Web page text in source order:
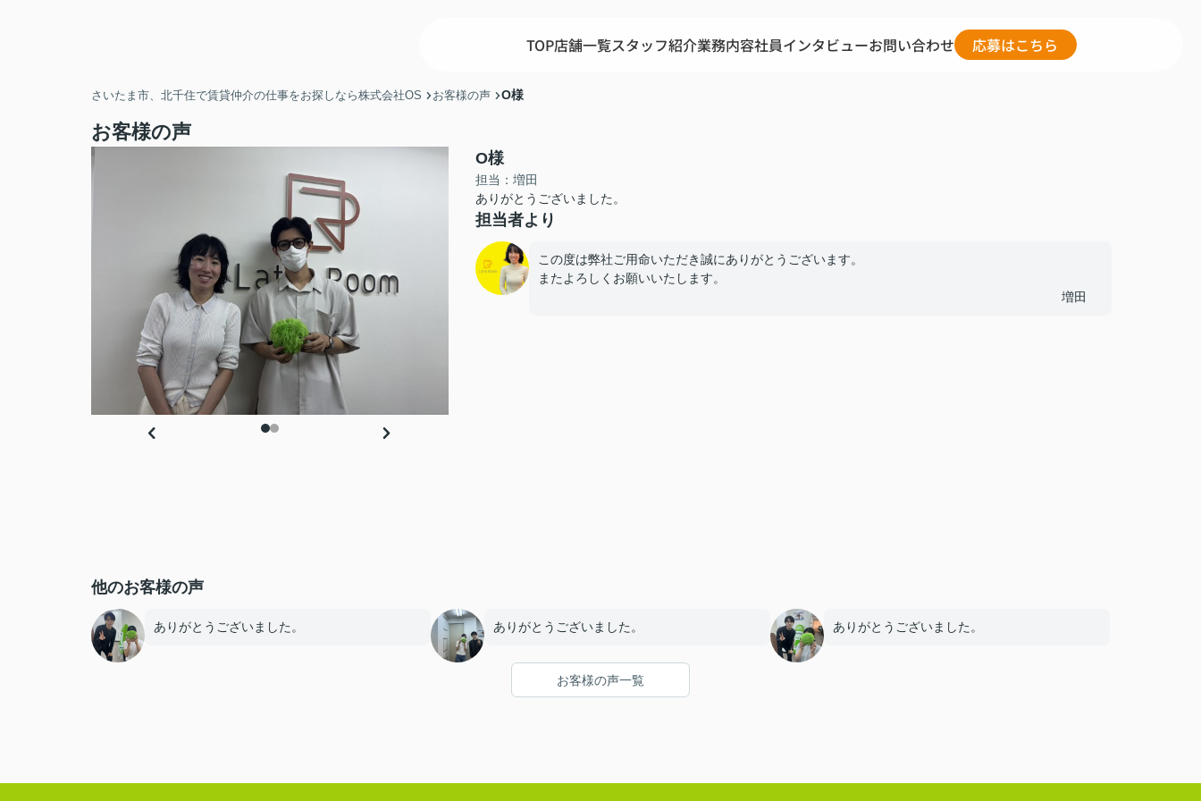
TOP店舗一覧スタッフ紹介業務内容社員インタビューお問い合わせ 応募はこちら
さいたま市、北千住で賃貸仲介の仕事をお探しなら株式会社OS お客様の声 O様
お客様の声
O様
担当：増田
ありがとうございました。
担当者より
この度は弊社ご用命いただき誠にありがとうございます。
またよろしくお願いいたします。
増田
他のお客様の声
ありがとうございました。 ありがとうございました。 ありがとうございました。
お客様の声一覧